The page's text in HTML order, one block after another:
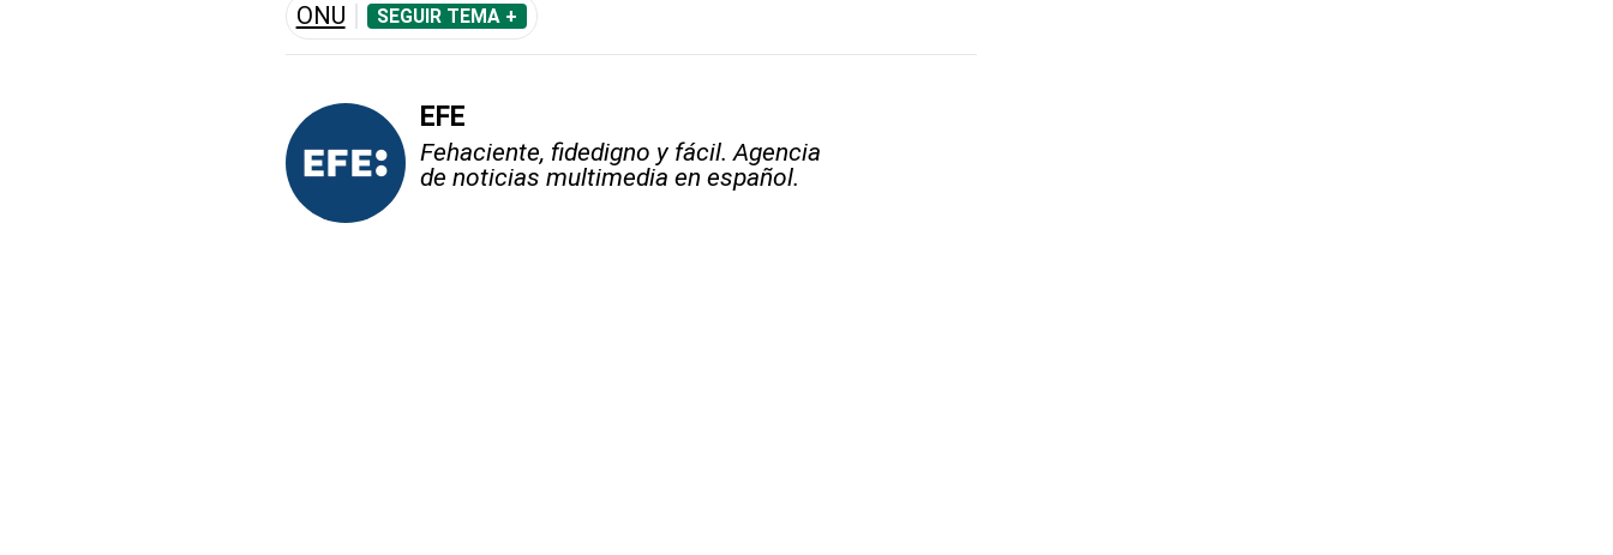
ONU SEGUIR TEMA +
EFE
Fehaciente, fidedigno y fácil. Agencia
de noticias multimedia en español.